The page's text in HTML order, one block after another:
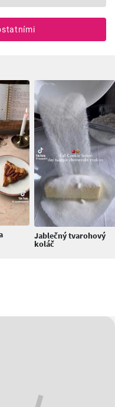
Jablečný tvarohový
koláč